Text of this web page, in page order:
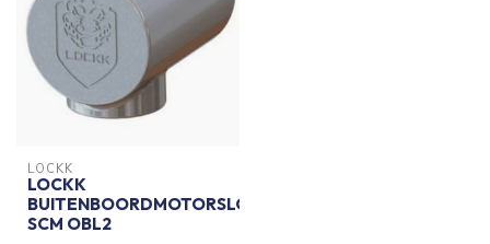
LOCKK
LOCKK
BUITENBOORDMOTORSLOT
SCM OBL2